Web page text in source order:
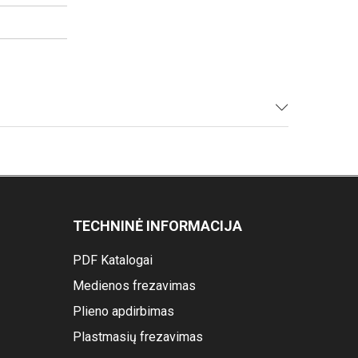
TECHNINĖ INFORMACIJA
PDF Katalogai
Medienos frezavimas
Plieno apdirbimas
Plastmasių frezavimas